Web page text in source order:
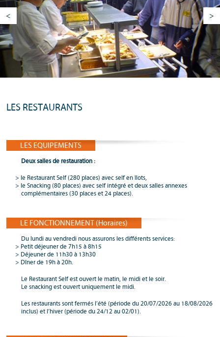
< >
LES RESTAURANTS
LES EQUIPEMENTS
Deux salles de restauration :
le Restaurant Self (280 places) avec self en îlots,
le Snacking (80 places) avec self intégré et deux salles annexes
complémentaires (30 places et 24 places).
LE FONCTIONNEMENT (Horaires)
Du lundi au vendredi nous assurons les différents services:
Petit déjeuner de 7h15 à 8h15
Déjeuner de 11h30 à 13h30
Dîner de 19h à 20h.
Le Restaurant Self est ouvert le matin, le midi et le soir.
Le snacking est ouvert uniquement le midi.
Les restaurants sont fermés l’été (période du 20/07/2026 au 18/08/2026
inclus) et l’hiver (période du 24/12 au 02/01).